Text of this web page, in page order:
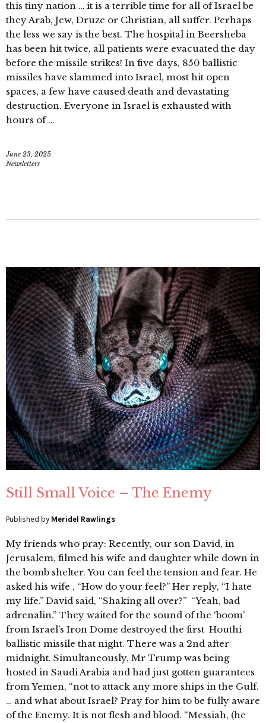
this tiny nation … it is a terrible time for all of Israel be
they Arab, Jew, Druze or Christian, all suffer. Perhaps
the less we say is the best. The hospital in Beersheba
has been hit twice, all patients were evacuated the day
before the missile strikes! In five days, 850 ballistic
missiles have slammed into Israel, most hit open
spaces, a few have caused death and devastating
destruction. Everyone in Israel is exhausted with
hours of …
June 23, 2025
Newsletters
Still Small Voice – The Enemy
Published by Meridel Rawlings
My friends who pray: Recently, our son David, in
Jerusalem, filmed his wife and daughter while down in
the bomb shelter. You can feel the tension and fear. He
asked his wife , “How do your feel?” Her reply, “I hate
my life.” David said, “Shaking all over?” “Yeah, bad
adrenalin.” They waited for the sound of the ‘boom’
from Israel’s Iron Dome destroyed the first Houthi
ballistic missile that night. There was a 2nd after
midnight. Simultaneously, Mr Trump was being
hosted in Saudi Arabia and had just gotten guarantees
from Yemen, “not to attack any more ships in the Gulf.
… and what about Israel? Pray for him to be fully aware
of the Enemy. It is not flesh and blood. “Messiah, (he